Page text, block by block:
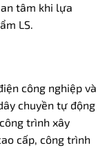
tâm khi lựa
LS.
công nghiệp và
chuyền tự động
trình xây
cấp, công trình